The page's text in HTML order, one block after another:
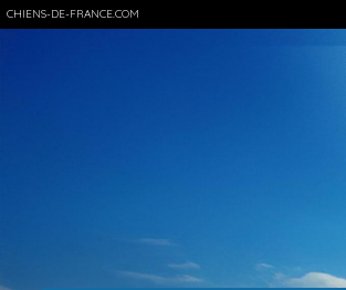
CHIENS-DE-FRANCE.COM